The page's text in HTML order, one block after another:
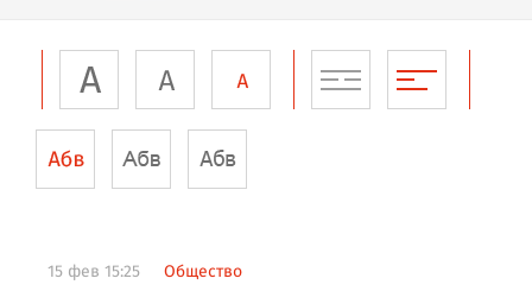
15 фев 15:25 Общество